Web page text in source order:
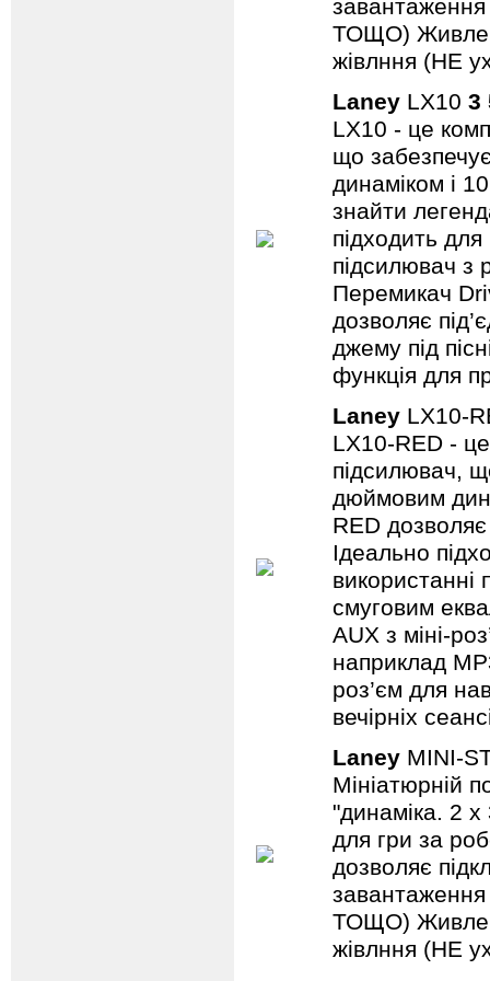
завантаження
ТОЩО)
жівлння (НЕ
Laney LX10 3
LX10 - це
що
динаміком і
знайти
підходить
підсилювач з
Перемикач
дозволяє
джему під
функція для
Laney LX10-
LX10-RED -
підсилювач,
дюймовим
RED
Ідеально
використанні
смуговим
AUX з міні-
наприклад
роз’єм для
вечірніх
Laney MINI-
Мініатюрній
"динаміка. 2
для гри за
дозволяє
завантаження
ТОЩО)
жівлння (НЕ